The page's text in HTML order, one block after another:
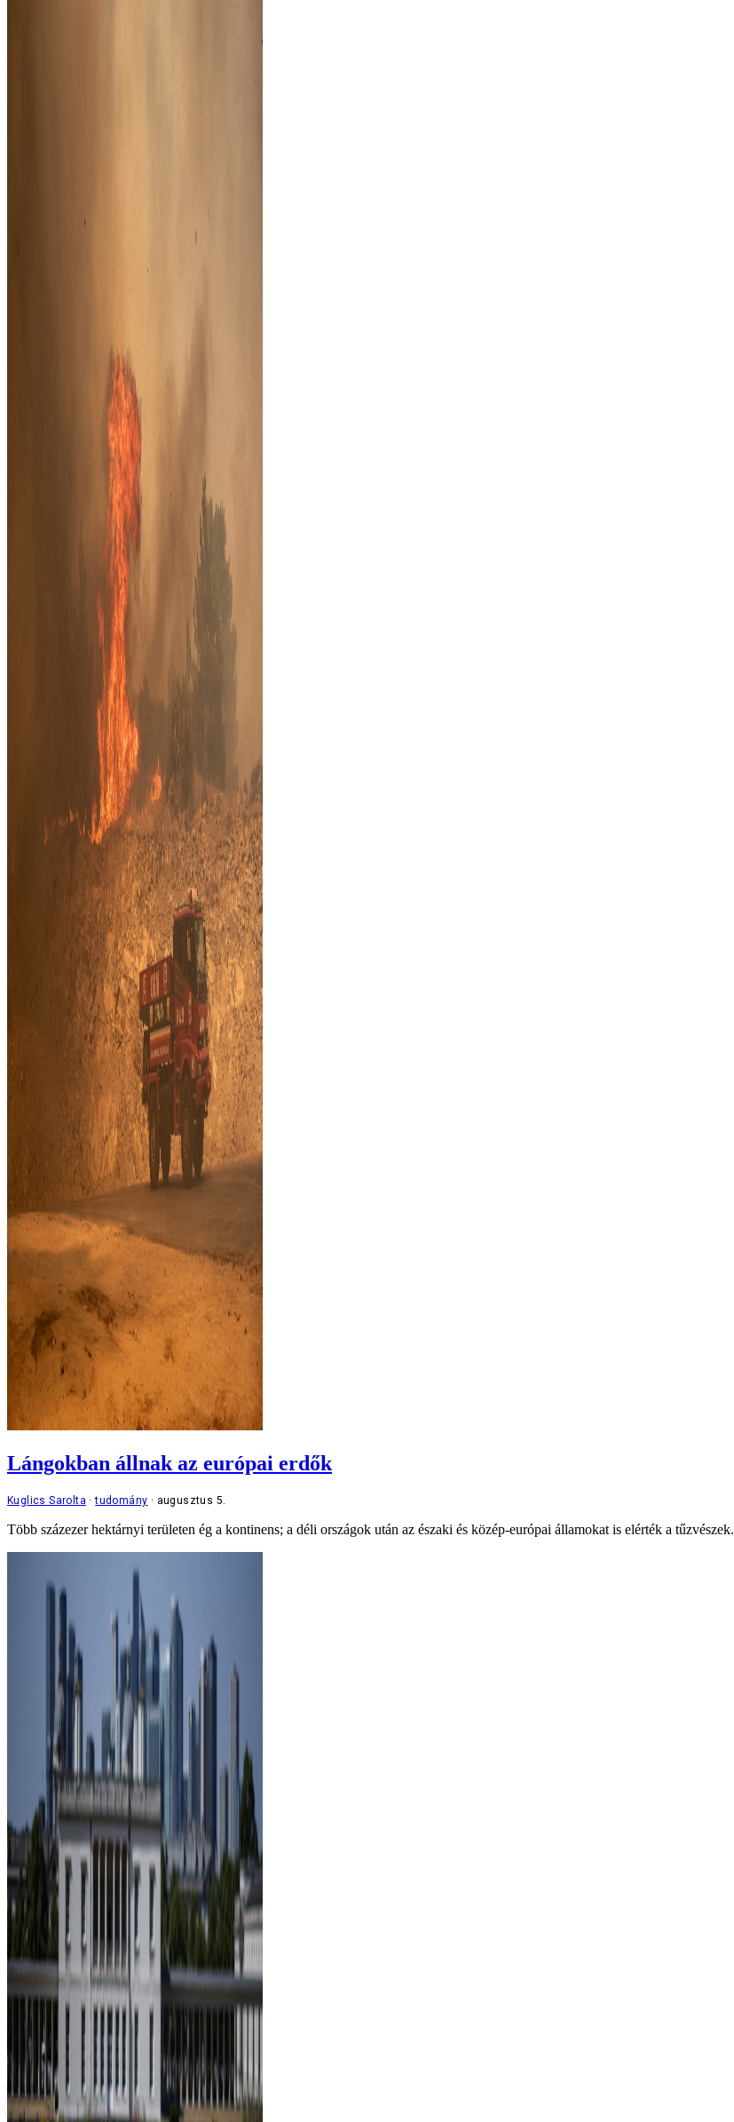
Lángokban állnak az európai erdők
Kuglics Sarolta tudomány augusztus 5.
Több százezer hektárnyi területen ég a kontinens; a déli országok után az északi és közép-európai államokat is elérték a tűzvészek.